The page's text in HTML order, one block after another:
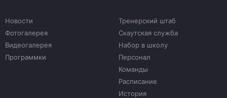
Новости
Фотогалерея
Видеогалерея
Программки
Тренерский штаб
Скаутская служба
Набор в школу
Персонал
Команды
Расписание
История